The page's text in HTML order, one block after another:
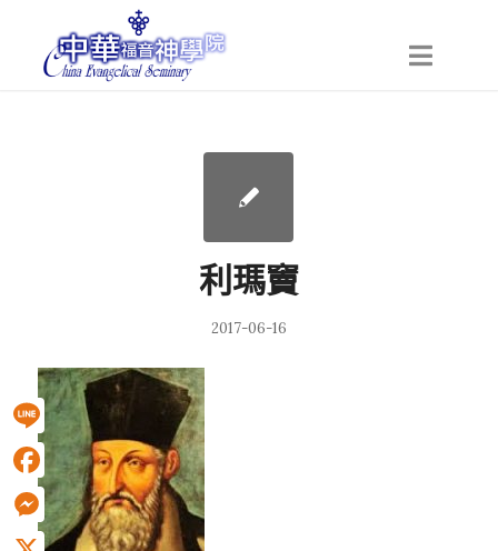
利瑪竇
2017-06-16
Line
Facebook
Messenger